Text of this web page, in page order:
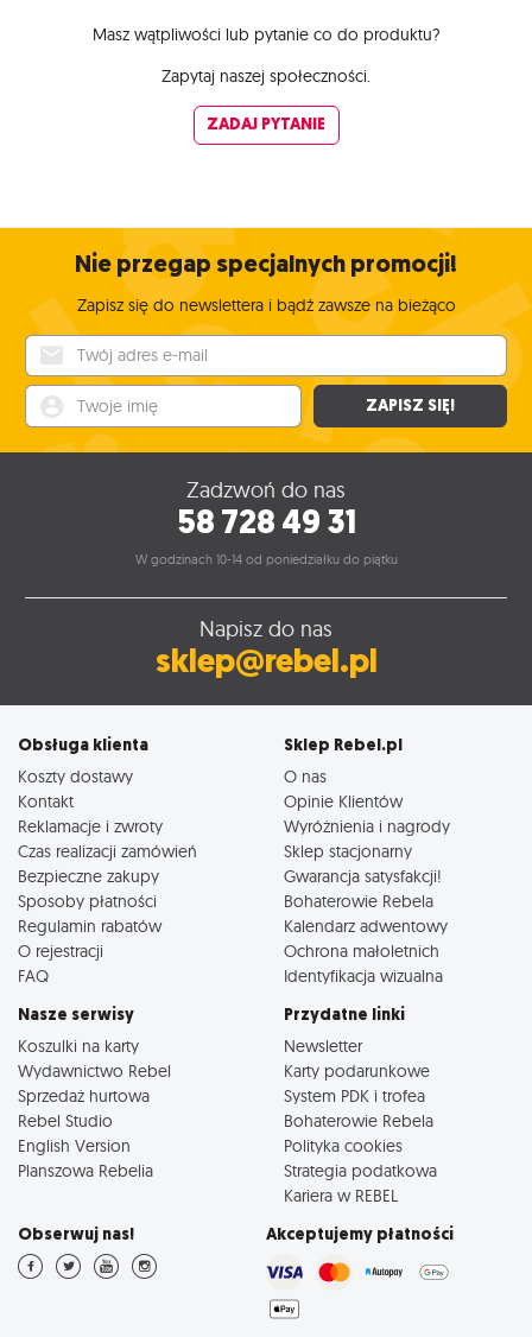
Masz wątpliwości lub pytanie co do produktu?
Zapytaj naszej społeczności.
ZADAJ PYTANIE
Nie przegap specjalnych promocji!
Zapisz się do newslettera i bądź zawsze na bieżąco
ZAPISZ SIĘ!
Zadzwoń do nas
58 728 49 31
W godzinach 10-14 od poniedziałku do piątku
Napisz do nas
sklep@rebel.pl
Obsługa klienta
Koszty dostawy
Kontakt
Reklamacje i zwroty
Czas realizacji zamówień
Bezpieczne zakupy
Sposoby płatności
Regulamin rabatów
O rejestracji
FAQ
Sklep Rebel.pl
O nas
Opinie Klientów
Wyróżnienia i nagrody
Sklep stacjonarny
Gwarancja satysfakcji!
Bohaterowie Rebela
Kalendarz adwentowy
Ochrona małoletnich
Identyfikacja wizualna
Nasze serwisy
Koszulki na karty
Wydawnictwo Rebel
Sprzedaż hurtowa
Rebel Studio
English Version
Planszowa Rebelia
Przydatne linki
Newsletter
Karty podarunkowe
System PDK i trofea
Bohaterowie Rebela
Polityka cookies
Strategia podatkowa
Kariera w REBEL
Obserwuj nas! Akceptujemy płatności